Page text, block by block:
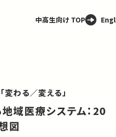
中高生向け TOP
わる／変える」
域医療システム：20
図